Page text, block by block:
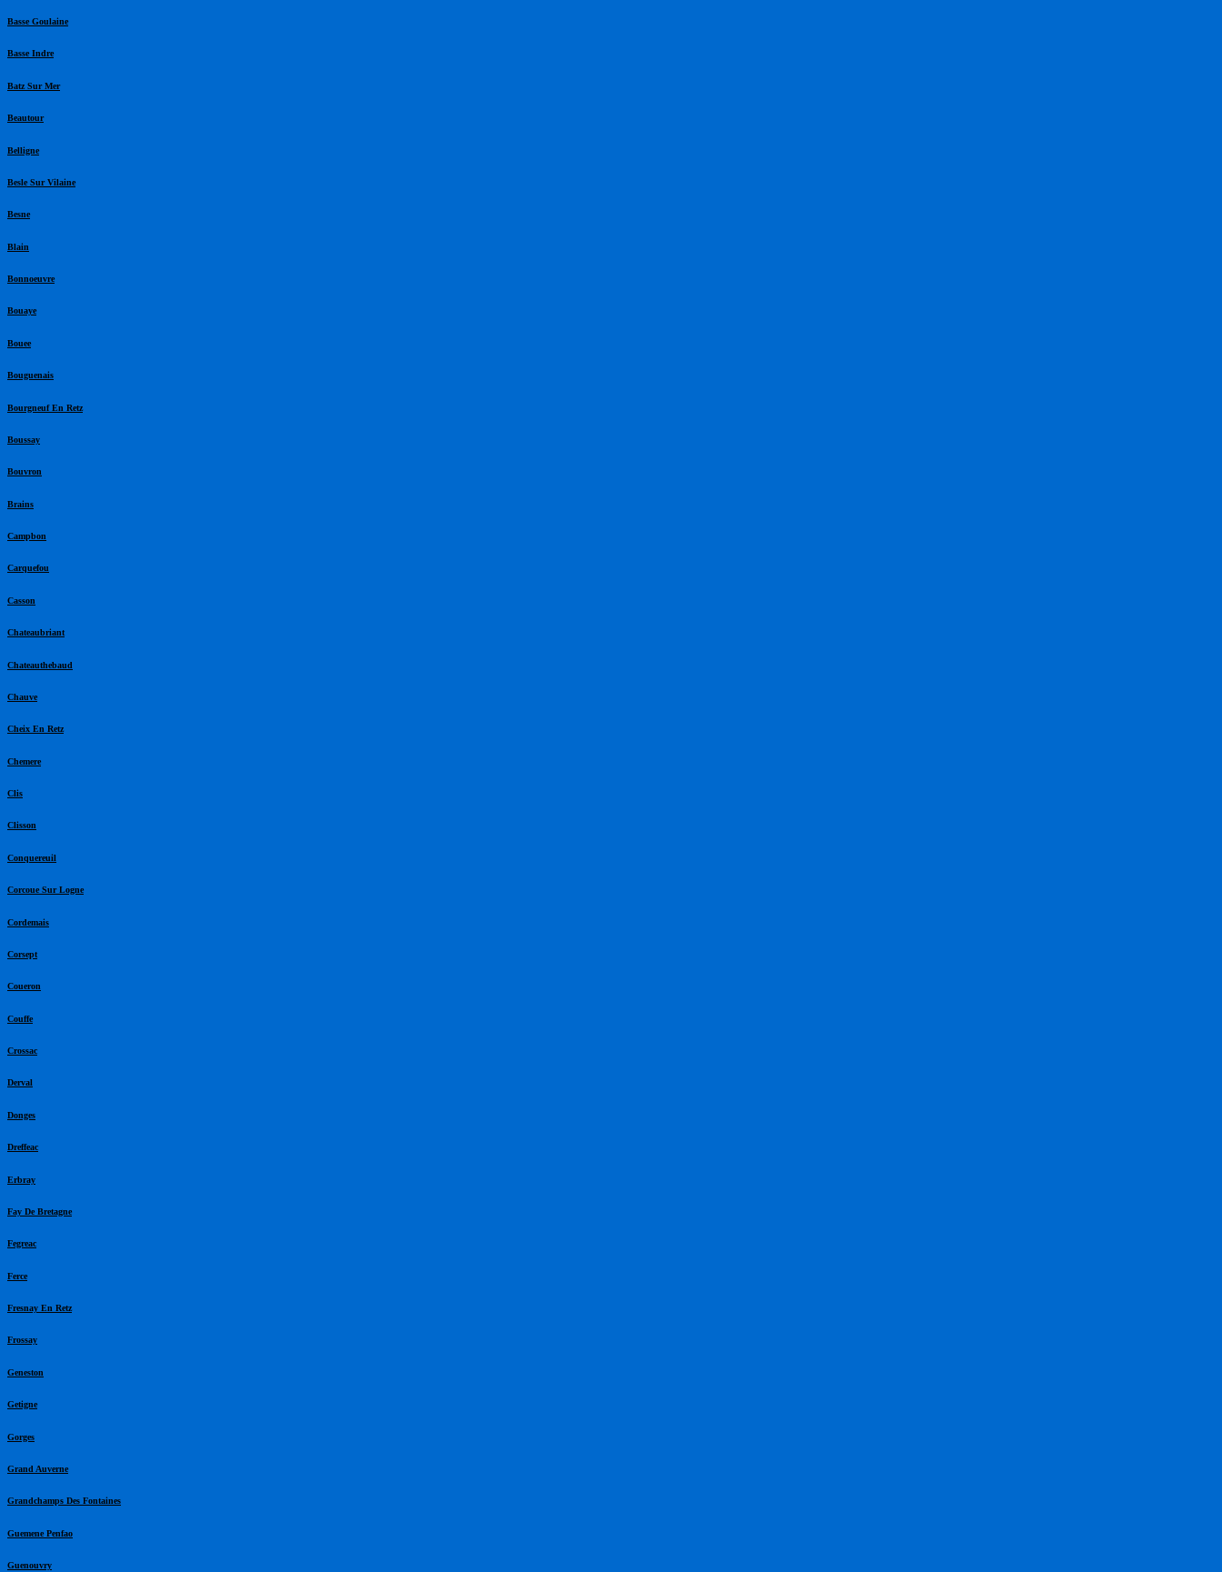
Basse Goulaine
Basse Indre
Batz Sur Mer
Beautour
Belligne
Besle Sur Vilaine
Besne
Blain
Bonnoeuvre
Bouaye
Bouee
Bouguenais
Bourgneuf En Retz
Boussay
Bouvron
Brains
Campbon
Carquefou
Casson
Chateaubriant
Chateauthebaud
Chauve
Cheix En Retz
Chemere
Clis
Clisson
Conquereuil
Corcoue Sur Logne
Cordemais
Corsept
Coueron
Couffe
Crossac
Derval
Donges
Dreffeac
Erbray
Fay De Bretagne
Fegreac
Ferce
Fresnay En Retz
Frossay
Geneston
Getigne
Gorges
Grand Auverne
Grandchamps Des Fontaines
Guemene Penfao
Guenouvry